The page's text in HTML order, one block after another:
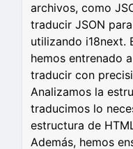
archivos, como
traducir JSON
utilizando i18next.
hemos entrenado
traducir con
Analizamos la
traducimos lo
estructura de
Además, hemos